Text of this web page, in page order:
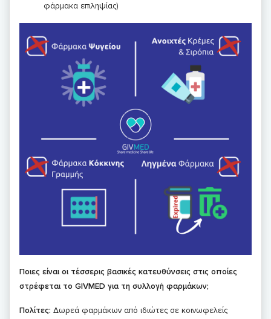
φάρμακα επιληψίας)
Ποιες είναι οι τέσσερις βασικές κατευθύνσεις στις οποίες
στρέφεται το GIVMED για τη συλλογή φαρμάκων;
Πολίτες: Δωρεά φαρμάκων από ιδιώτες σε κοινωφελείς